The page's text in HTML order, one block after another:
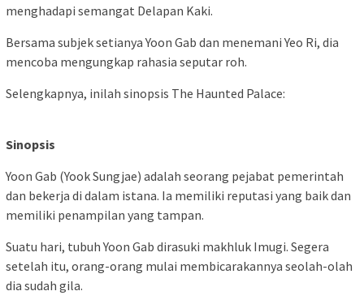
menghadapi semangat Delapan Kaki.
Bersama subjek setianya Yoon Gab dan menemani Yeo Ri, dia
mencoba mengungkap rahasia seputar roh.
Selengkapnya, inilah sinopsis The Haunted Palace:
Sinopsis
Yoon Gab (Yook Sungjae) adalah seorang pejabat pemerintah
dan bekerja di dalam istana. Ia memiliki reputasi yang baik dan
memiliki penampilan yang tampan.
Suatu hari, tubuh Yoon Gab dirasuki makhluk Imugi. Segera
setelah itu, orang-orang mulai membicarakannya seolah-olah
dia sudah gila.